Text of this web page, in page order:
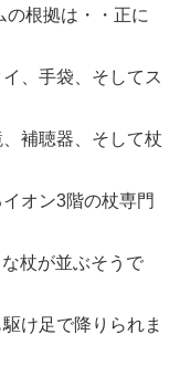
根拠は・・正に
、手袋、そしてス
補聴器、そして杖
オン3階の杖専門
杖が並ぶそうで
け足で降りられま